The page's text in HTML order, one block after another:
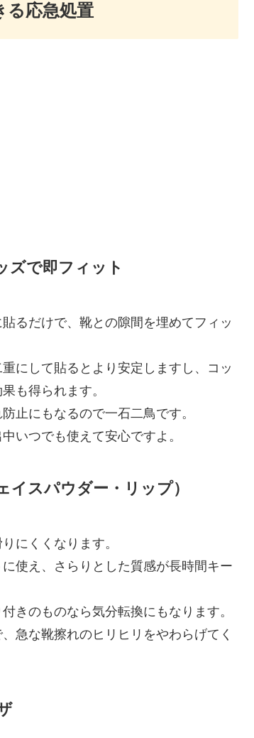
る応急処置
ズで即フィット
るだけで、靴との隙間を埋めてフィッ
にして貼るとより安定しますし、コッ
も得られます。
止にもなるので一石二鳥です。
いつでも使えて安心ですよ。
スパウダー・リップ）
にくくなります。
使え、さらりとした質感が長時間キー
きのものなら気分転換にもなります。
急な靴擦れのヒリヒリをやわらげてく